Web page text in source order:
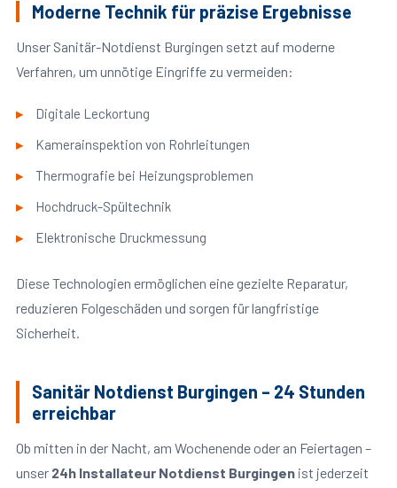
Moderne Technik für präzise Ergebnisse
Unser Sanitär-Notdienst Burgingen setzt auf moderne
Verfahren, um unnötige Eingriffe zu vermeiden:
Digitale Leckortung
Kamerainspektion von Rohrleitungen
Thermografie bei Heizungsproblemen
Hochdruck-Spültechnik
Elektronische Druckmessung
Diese Technologien ermöglichen eine gezielte Reparatur,
reduzieren Folgeschäden und sorgen für langfristige
Sicherheit.
Sanitär Notdienst Burgingen – 24 Stunden
erreichbar
Ob mitten in der Nacht, am Wochenende oder an Feiertagen –
unser 24h Installateur Notdienst Burgingenist jederzeit